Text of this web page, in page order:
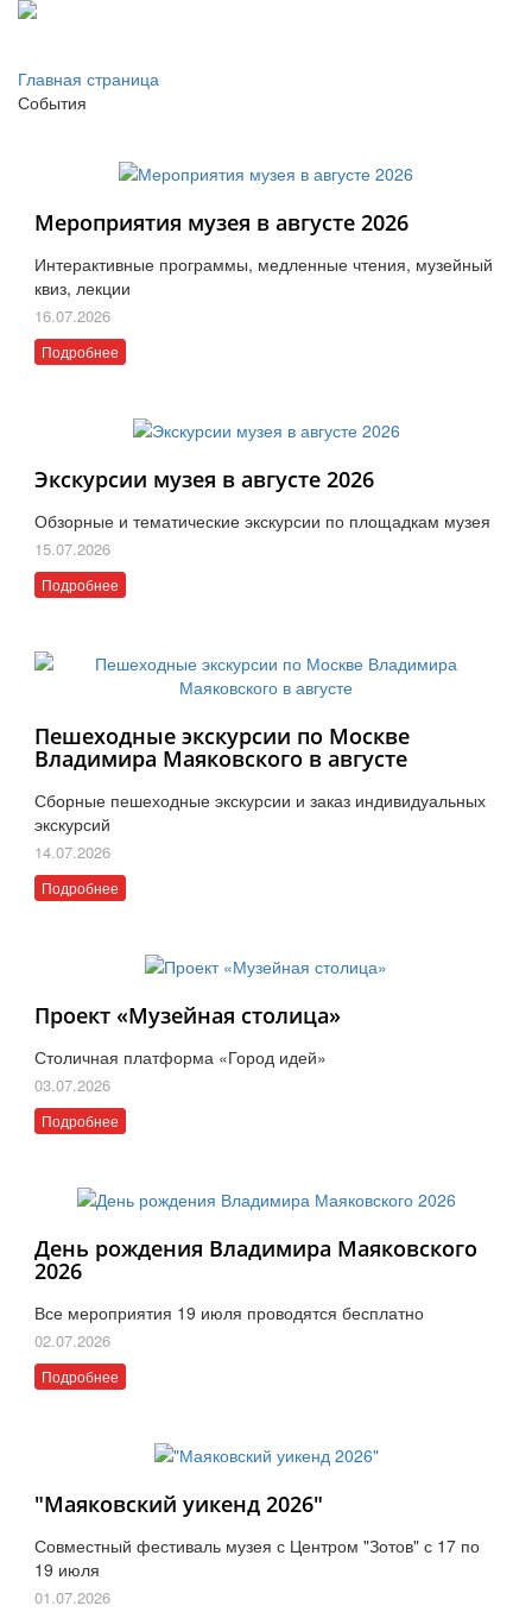
Главная страница
События
Мероприятия музея в августе 2026
Интерактивные программы, медленные чтения, музейный
квиз, лекции
16.07.2026
Подробнее
Экскурсии музея в августе 2026
Обзорные и тематические экскурсии по площадкам музея
15.07.2026
Подробнее
Пешеходные экскурсии по Москве
Владимира Маяковского в августе
Сборные пешеходные экскурсии и заказ индивидуальных
экскурсий
14.07.2026
Подробнее
Проект «Музейная столица»
Столичная платформа «Город идей»
03.07.2026
Подробнее
День рождения Владимира Маяковского
2026
Все мероприятия 19 июля проводятся бесплатно
02.07.2026
Подробнее
"Маяковский уикенд 2026"
Совместный фестиваль музея с Центром "Зотов" с 17 по
19 июля
01.07.2026